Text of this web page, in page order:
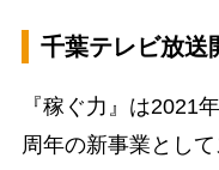
千葉テレビ放送
『稼ぐ力』は2021
周年の新事業とし